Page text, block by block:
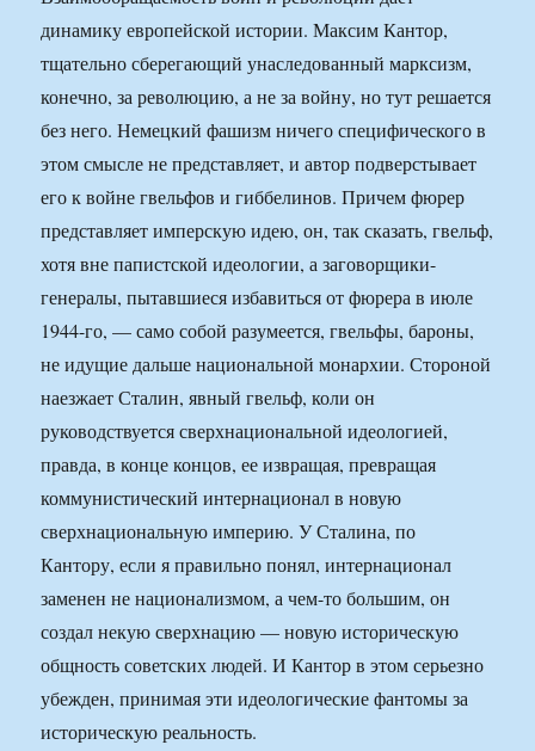
динамику европейской истории. Максим Кантор,
тщательно сберегающий унаследованный марксизм,
конечно, за революцию, а не за войну, но тут решается
без него. Немецкий фашизм ничего специфического в
этом смысле не представляет, и автор подверстывает
его к войне гвельфов и гиббелинов. Причем фюрер
представляет имперскую идею, он, так сказать, гвельф,
хотя вне папистской идеологии, а заговорщики-
генералы, пытавшиеся избавиться от фюрера в июле
1944-го, — само собой разумеется, гвельфы, бароны,
не идущие дальше национальной монархии. Стороной
наезжает Сталин, явный гвельф, коли он
руководствуется сверхнациональной идеологией,
правда, в конце концов, ее извращая, превращая
коммунистический интернационал в новую
сверхнациональную империю. У Сталина, по
Кантору, если я правильно понял, интернационал
заменен не национализмом, а чем-то большим, он
создал некую сверхнацию — новую историческую
общность советских людей. И Кантор в этом серьезно
убежден, принимая эти идеологические фантомы за
историческую реальность.